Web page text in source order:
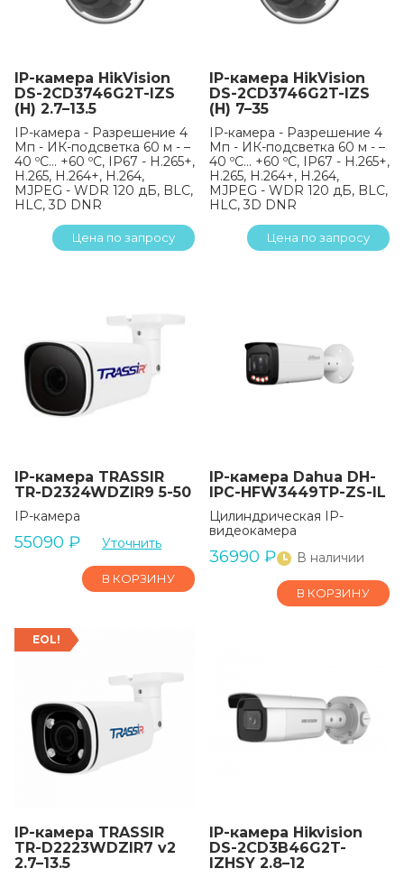
IP-камера HikVision
DS-2CD3746G2T-IZS
(H) 2.7–13.5
IP-камера - Разрешение 4
Мп - ИК-подсветка 60 м - –
40 ºC… +60 ºC, IP67 - H.265+,
H.265, H.264+, H.264,
MJPEG - WDR 120 дБ, BLC,
HLC, 3D DNR
Цена по запросу
IP-камера HikVision
DS-2CD3746G2T-IZS
(H) 7–35
IP-камера - Разрешение 4
Мп - ИК-подсветка 60 м - –
40 ºC… +60 ºC, IP67 - H.265+,
H.265, H.264+, H.264,
MJPEG - WDR 120 дБ, BLC,
HLC, 3D DNR
Цена по запросу
IP-камера TRASSIR
TR-D2324WDZIR9 5-50
IP-камера
55090 ₽ Уточнить
В КОРЗИНУ
IP-камера Dahua DH-
IPC-HFW3449TP-ZS-IL
Цилиндрическая IP-
видеокамера
36990 ₽ В наличии
В КОРЗИНУ
EOL!
IP-камера TRASSIR
TR-D2223WDZIR7 v2
2.7–13.5
IP-камера Hikvision
DS-2CD3B46G2T-
IZHSY 2.8–12